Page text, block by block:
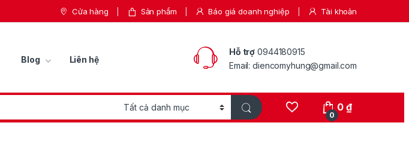
Cửa hàng Sản phẩm Báo giá doanh nghiệp Tài khoản
Blog Liên hệ
Hỗ trợ 0944180915
Email: diencomyhung@gmail.com
0
0₫